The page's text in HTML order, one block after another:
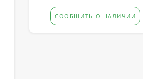
СООБЩИТЬ О НАЛИЧИИ